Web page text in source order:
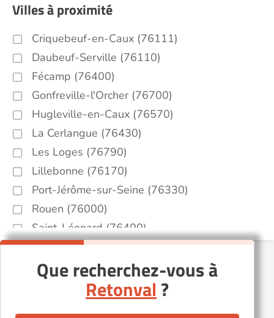
Villes à proximité
Criquebeuf-en-Caux (76111)
Daubeuf-Serville (76110)
Fécamp (76400)
Gonfreville-l'Orcher (76700)
Hugleville-en-Caux (76570)
La Cerlangue (76430)
Les Loges (76790)
Lillebonne (76170)
Port-Jérôme-sur-Seine (76330)
Rouen (76000)
Saint-Léonard (76400)
Saint-Nicolas-de-la-Taille (76170)
Épretot (76430)
Que recherchez-vous à
Retonval ?